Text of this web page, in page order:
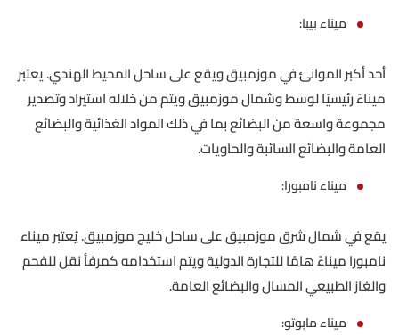
ميناء بيبا:
أحد أكبر الموانئ في موزمبيق ويقع على ساحل المحيط الهندي. يعتبر
ميناءً رئيسيًا لوسط وشمال موزمبيق ويتم من خلاله استيراد وتصدير
مجموعة واسعة من البضائع بما في ذلك المواد الغذائية والبضائع
العامة والبضائع السائبة والحاويات.
ميناء نامبورا:
يقع في شمال شرق موزمبيق على ساحل خليج موزمبيق. يُعتبر ميناء
نامبورا ميناءً هامًا للتجارة الدولية ويتم استخدامه كمرفأ نقل للفحم
والغاز الطبيعي المسال والبضائع العامة.
ميناء مابوتو: